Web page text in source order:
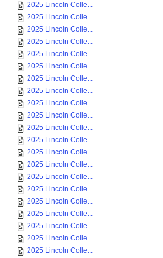
2025 Lincoln Colle...
2025 Lincoln Colle...
2025 Lincoln Colle...
2025 Lincoln Colle...
2025 Lincoln Colle...
2025 Lincoln Colle...
2025 Lincoln Colle...
2025 Lincoln Colle...
2025 Lincoln Colle...
2025 Lincoln Colle...
2025 Lincoln Colle...
2025 Lincoln Colle...
2025 Lincoln Colle...
2025 Lincoln Colle...
2025 Lincoln Colle...
2025 Lincoln Colle...
2025 Lincoln Colle...
2025 Lincoln Colle...
2025 Lincoln Colle...
2025 Lincoln Colle...
2025 Lincoln Colle...